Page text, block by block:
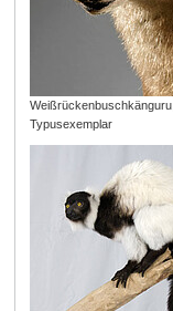
Weißrückenbuschkänguru,
Typusexemplar